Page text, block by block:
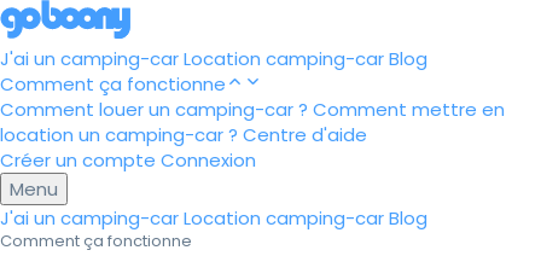
J'ai un camping-carLocation camping-carBlog
Comment ça fonctionne
Comment louer un camping-car ? Comment mettre en
location un camping-car ? Centre d'aide
Créer un compte Connexion
Menu
J'ai un camping-carLocation camping-carBlog
Comment ça fonctionne